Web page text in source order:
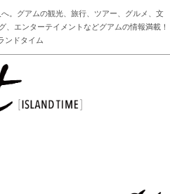
。グアムの観光、旅行、ツアー、グルメ、文
エンターテイメントなどグアムの情報満載！
ンドタイム